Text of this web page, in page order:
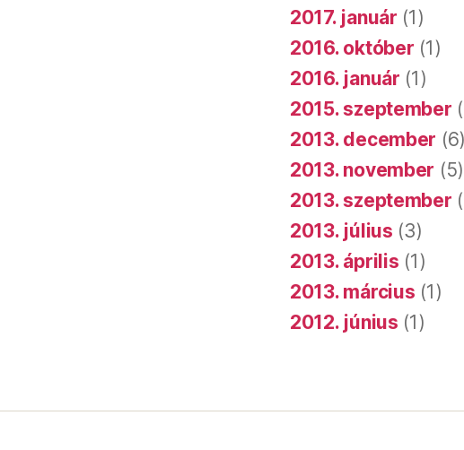
2017. január (1)
2016. október (1)
2016. január (1)
2015. szeptember
2013. december (6)
2013. november (5)
2013. szeptember
2013. július (3)
2013. április (1)
2013. március (1)
2012. június (1)